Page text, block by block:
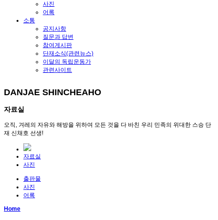
사진
어록
소통
공지사항
질문과 답변
참여게시판
단재소식(관련뉴스)
이달의 독립운동가
관련사이트
DANJAE SHINCHEAHO
자료실
오직, 겨레의 자유와 해방을 위하여 모든 것을 다 바친 우리 민족의 위대한 스승 단
재 신채호 선생!
자료실
사진
출판물
사진
어록
Home